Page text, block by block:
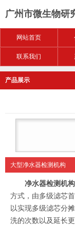
广州市微生物研
网站首页
联系我们
产品展示
大型净水器检测机构
净水器检测机构
方式，由多级滤芯
以实现多级滤芯分
洗的次数以及延长